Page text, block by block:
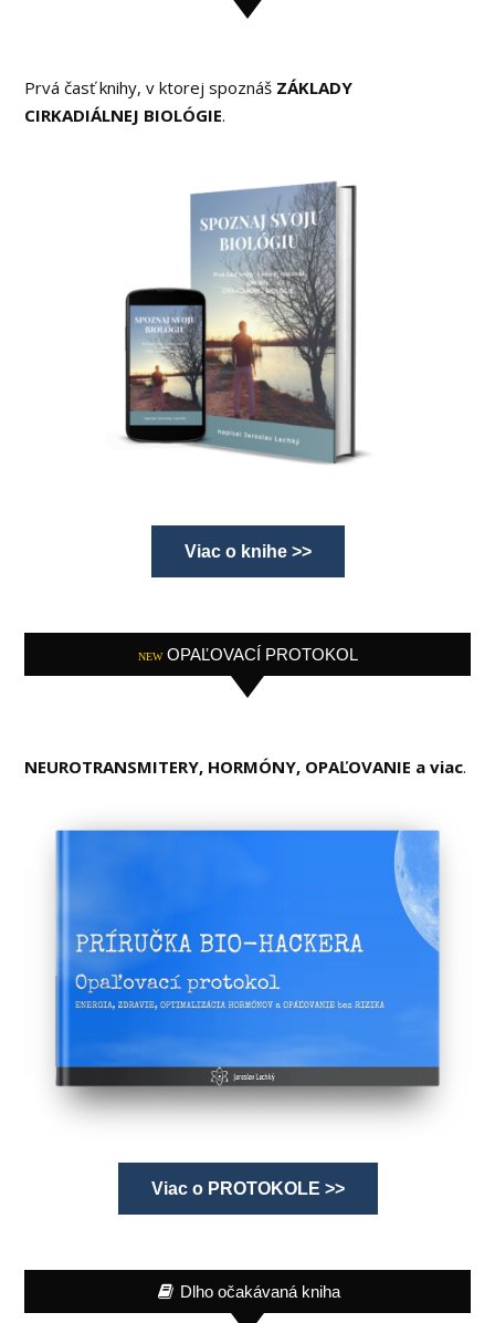
Prvá časť knihy, v ktorej spoznáš ZÁKLADY
CIRKADIÁLNEJ BIOLÓGIE.
Viac o knihe >>
NEW OPAĽOVACÍ PROTOKOL
NEUROTRANSMITERY, HORMÓNY, OPAĽOVANIE a viac.
Viac o PROTOKOLE >>
Dlho očakávaná kniha